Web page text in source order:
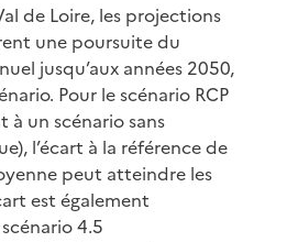
de Loire, les projections
une poursuite du
jusqu’aux années 2050,
Pour le scénario RCP
à un scénario sans
l’écart à la référence de
peut atteindre les
est également
4.5